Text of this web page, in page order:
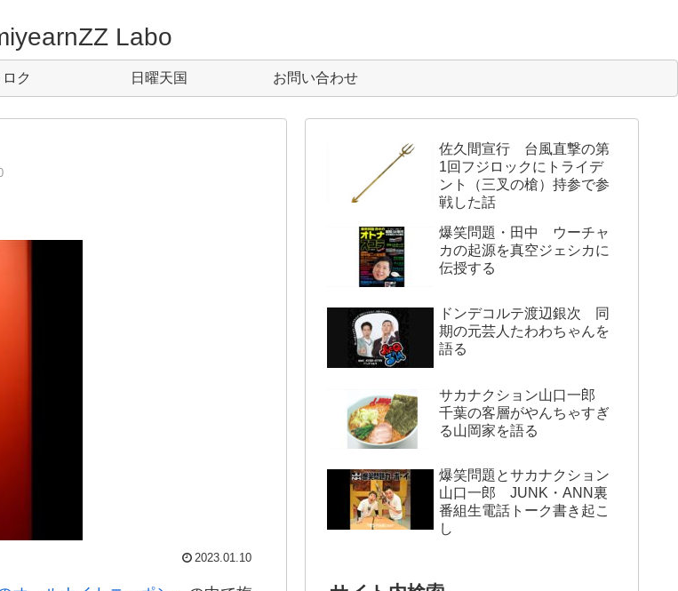
Labo
ク 日曜天国 お問い合わせ
2023.01.10
佐久間宣行 台風直撃の第
1回フジロックにトライデ
ント（三叉の槍）持参で参
戦した話
爆笑問題・田中 ウーチャ
カの起源を真空ジェシカに
伝授する
ドンデコルテ渡辺銀次 同
期の元芸人たわわちゃんを
語る
サカナクション山口一郎
千葉の客層がやんちゃすぎ
る山岡家を語る
爆笑問題とサカナクション
山口一郎 JUNK・ANN裏
番組生電話トーク書き起こ
し